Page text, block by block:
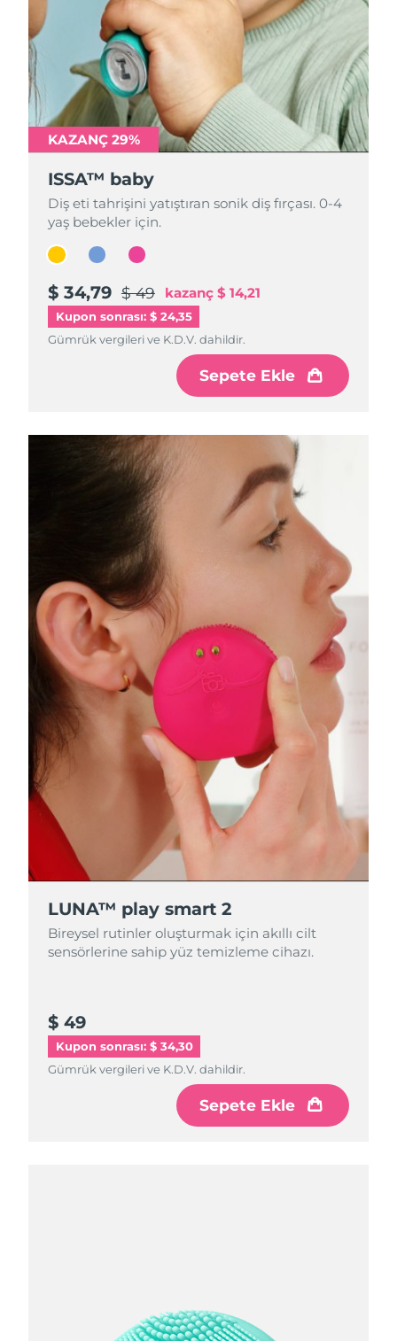
KAZANÇ 29%
ISSA™ baby
Diş eti tahrişini yatıştıran sonik diş fırçası. 0-4
yaş bebekler için.
$ 34,79 $ 49 kazanç $ 14,21
Kupon sonrası: $ 24,35
Gümrük vergileri ve K.D.V. dahildir.
Sepete Ekle
KAZANÇ 29%
ISSA™ baby
Diş eti tahrişini yatıştıran sonik diş fırçası. 0-4
yaş bebekler için.
$ 34,79 $ 49 kazanç $ 14,21
Gümrük vergileri ve K.D.V. dahildir.
Sepete Ekle
KAZANÇ 29%
ISSA™ baby
Diş eti tahrişini yatıştıran sonik diş fırçası. 0-4
yaş bebekler için.
$ 34,79 $ 49 kazanç $ 14,21
Gümrük vergileri ve K.D.V. dahildir.
Sepete Ekle
LUNA™ play smart 2
Bireysel rutinler oluşturmak için akıllı cilt
sensörlerine sahip yüz temizleme cihazı.
$ 49
Kupon sonrası: $ 34,30
Gümrük vergileri ve K.D.V. dahildir.
Sepete Ekle